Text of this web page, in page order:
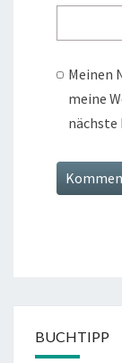
Meinen
meine
nächste
BUCHTIPP